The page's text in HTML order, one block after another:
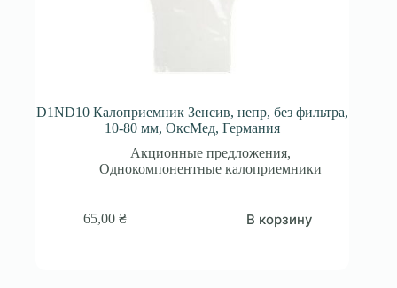
D1ND10 Калоприемник Зенсив, непр, без фильтра,
10-80 мм, ОксМед, Германия
Акционные предложения,
Однокомпонентные калоприемники
65,00₴ В корзину